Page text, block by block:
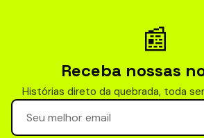
📰
Receba nossas
Histórias direto da quebrada, toda
Seu email para newsletter